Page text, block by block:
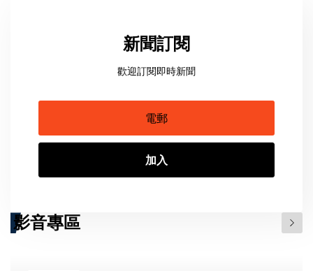
新聞訂閱
歡迎訂閱即時新聞
加入
影音專區